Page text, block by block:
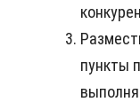
пункты